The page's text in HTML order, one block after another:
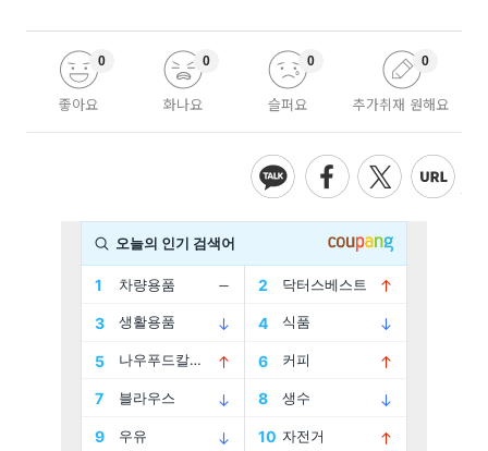
좋아요
0
화나요
0
슬퍼요
0
추가취재 원해요
0